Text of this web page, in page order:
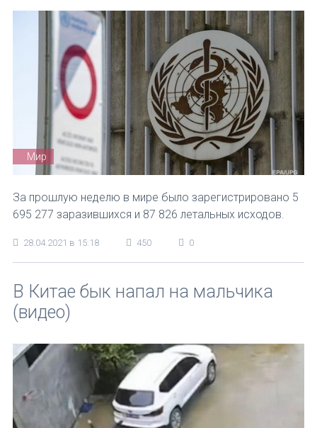
Мир
За прошлую неделю в мире было зарегистрировано 5
695 277 заразившихся и 87 826 летальных исходов.
28.04.2021 в 15:18 450 0
В Китае бык напал на мальчика
(видео)